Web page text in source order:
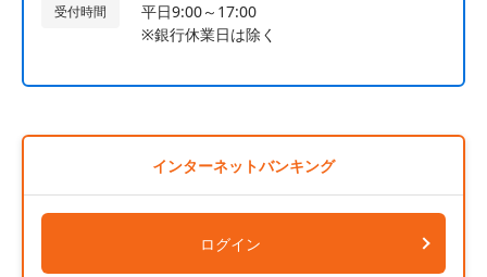
受付時間
平日9:00～17:00
※銀行休業日は除く
インターネットバンキング
ログイン